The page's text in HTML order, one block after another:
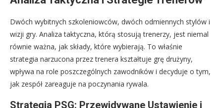
Dwóch wybitnych szkoleniowców, dwóch odmiennych stylów i
wizji gry. Analiza taktyczna, którą stosują trenerzy, jest niemal
równie ważna, jak składy, które wybierają. To właśnie
strategia narzucona przez trenera kształtuje grę drużyny,
wpływa na role poszczególnych zawodników i decyduje o tym,
jak zespół zareaguje na poczynania rywala.
Strategia PSG: Przewidywane Ustawienie i